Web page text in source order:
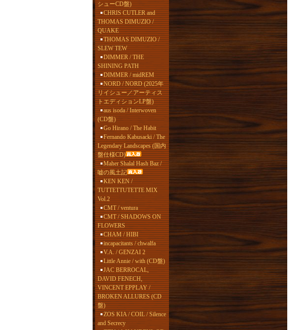
シューCD盤)
CHRIS CUTLER and
THOMAS DIMUZIO /
QUAKE
THOMAS DIMUZIO /
SLEW TEW
DIMMER / THE
SHINING PATH
DIMMER / midREM
NORD / NORD (2025年
リイシュー／アーティス
トエディションLP盤)
aus isoda / Interwoven
(CD盤)
Go Hirano / The Habit
Fernando Kabusacki / The
Legendary Landscapes (国内
盤仕様CD)
Maher Shalal Hash Baz /
嘘の風土記
KEN KEN /
TUTTETTUTETTE MIX
Vol.2
CMT / ventura
CMT / SHADOWS ON
FLOWERS
CHAM / HIBI
incapacitants / chwalfa
V.A. / GENZAI 2
Little Annie / with (CD盤)
JAC BERROCAL,
DAVID FENECH,
VINCENT EPPLAY /
BROKEN ALLURES (CD
盤)
ZOS KIA / COIL / Silence
and Secrecy